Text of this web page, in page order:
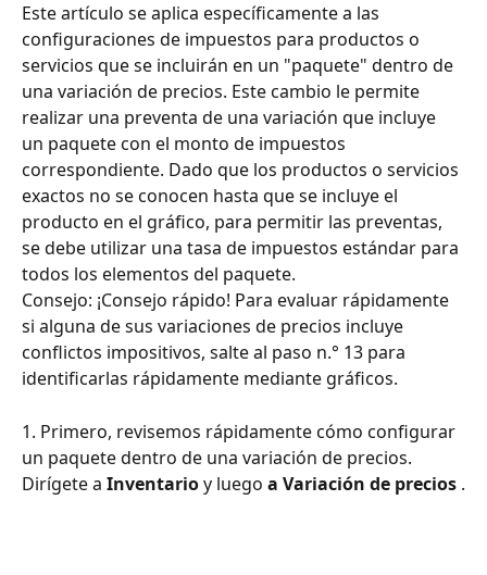
Este artículo se aplica específicamente a las
configuraciones de impuestos para productos o
servicios que se incluirán en un "paquete" dentro de
una variación de precios. Este cambio le permite
realizar una preventa de una variación que incluye
un paquete con el monto de impuestos
correspondiente. Dado que los productos o servicios
exactos no se conocen hasta que se incluye el
producto en el gráfico, para permitir las preventas,
se debe utilizar una tasa de impuestos estándar para
todos los elementos del paquete.
Consejo: ¡Consejo rápido! Para evaluar rápidamente
si alguna de sus variaciones de precios incluye
conflictos impositivos, salte al paso n.° 13 para
identificarlas rápidamente mediante gráficos.
1. Primero, revisemos rápidamente cómo configurar
un paquete dentro de una variación de precios.
Dirígete a Inventario y luego a Variación de precios .